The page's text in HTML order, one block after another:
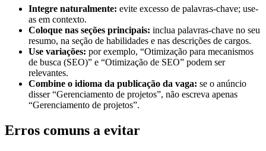
Integre naturalmente: evite excesso de palavras-chave; use-
as em contexto.
Coloque nas seções principais: inclua palavras-chave no seu
resumo, na seção de habilidades e nas descrições de cargos.
Use variações: por exemplo, “Otimização para mecanismos
de busca (SEO)” e “Otimização de SEO” podem ser
relevantes.
Combine o idioma da publicação da vaga: se o anúncio
disser “Gerenciamento de projetos”, não escreva apenas
“Gerenciamento de projetos”.
Erros comuns a evitar